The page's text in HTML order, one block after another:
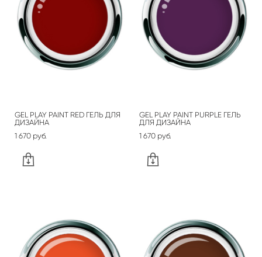
GEL PLAY PAINT RED ГЕЛЬ ДЛЯ
ДИЗАЙНА
1 670 pуб.
GEL PLAY PAINT PURPLE ГЕЛЬ
ДЛЯ ДИЗАЙНА
1 670 pуб.